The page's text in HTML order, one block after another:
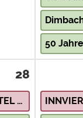
28
INNVIERTEL – Natur & Landschaft